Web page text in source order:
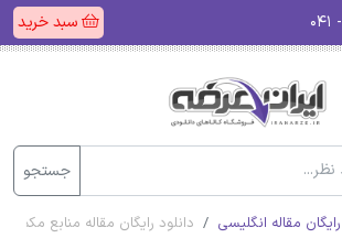
سبد خرید
جستجو
مقاله انگلیسی دانلود رایگان مقاله منابع